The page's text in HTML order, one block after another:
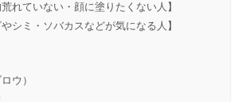
荒れていない・顔に塗りたくない人】
やシミ・ソバカスなどが気になる人】
ウ）